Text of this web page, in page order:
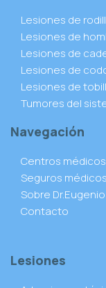
Lesiones de
Lesiones de
Lesiones de
Lesiones de
Lesiones de
Tumores del
Navegación
Centros médicos
Seguros médicos
Sobre
Contacto
Lesiones